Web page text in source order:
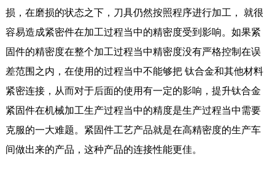
损，在磨损的状态之下，刀具仍然按照程序进行加工， 就很
容易造成紧密件在加工过程当中的精密度受到影响。如果紧
固件的精密度在整个加工过程当中精密度没有严格控制在误
差范围之内，在使用的过程当中不能够把 钛合金和其他材料
紧密连接，从而对于后面的使用有一定的影响，提升钛合金
紧固件在机械加工生产过程当中的精度是生产过程当中需要
克服的一大难题。紧固件工艺产品就是在高精密度的生产车
间做出来的产品，这种产品的连接性能更佳。